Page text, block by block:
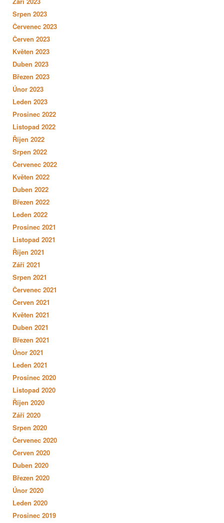
Srpen 2023
Červenec 2023
Červen 2023
Květen 2023
Duben 2023
Březen 2023
Únor 2023
Leden 2023
Prosinec 2022
Listopad 2022
Říjen 2022
Srpen 2022
Červenec 2022
Květen 2022
Duben 2022
Březen 2022
Leden 2022
Prosinec 2021
Listopad 2021
Říjen 2021
Září 2021
Srpen 2021
Červenec 2021
Červen 2021
Květen 2021
Duben 2021
Březen 2021
Únor 2021
Leden 2021
Prosinec 2020
Listopad 2020
Říjen 2020
Září 2020
Srpen 2020
Červenec 2020
Červen 2020
Duben 2020
Březen 2020
Únor 2020
Leden 2020
Prosinec 2019